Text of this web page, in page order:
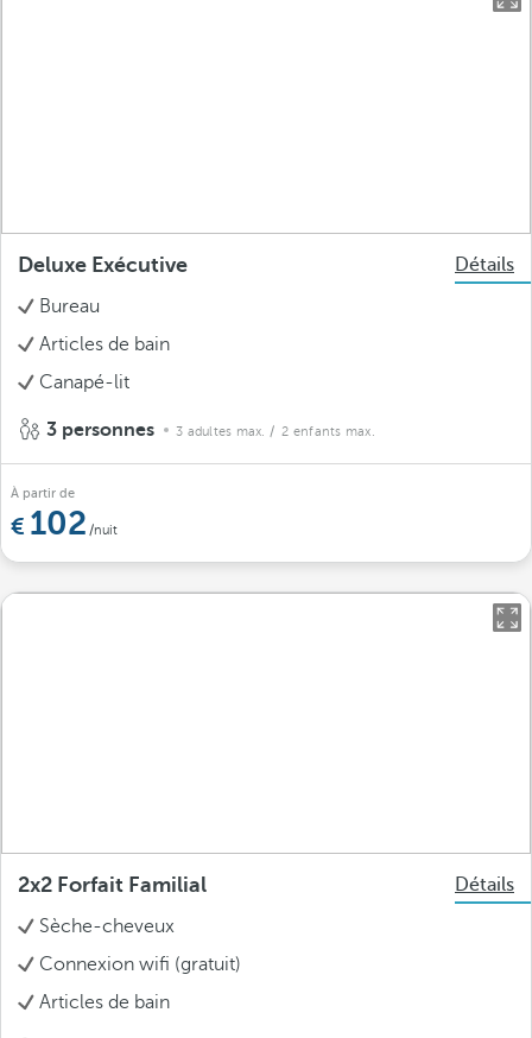
Deluxe Exécutive
Détails
Bureau
Articles de bain
Canapé-lit
3 personnes 3 adultes max. / 2 enfants max.
À partir de
102 /nuit
2x2 Forfait Familial
Détails
Sèche-cheveux
Connexion wifi (gratuit)
Articles de bain